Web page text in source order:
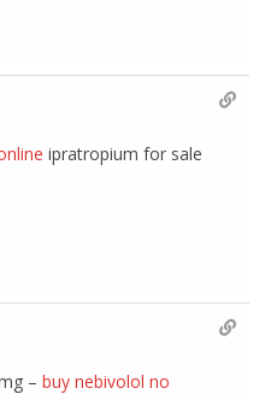
ipratropium for sale
–buy nebivolol no